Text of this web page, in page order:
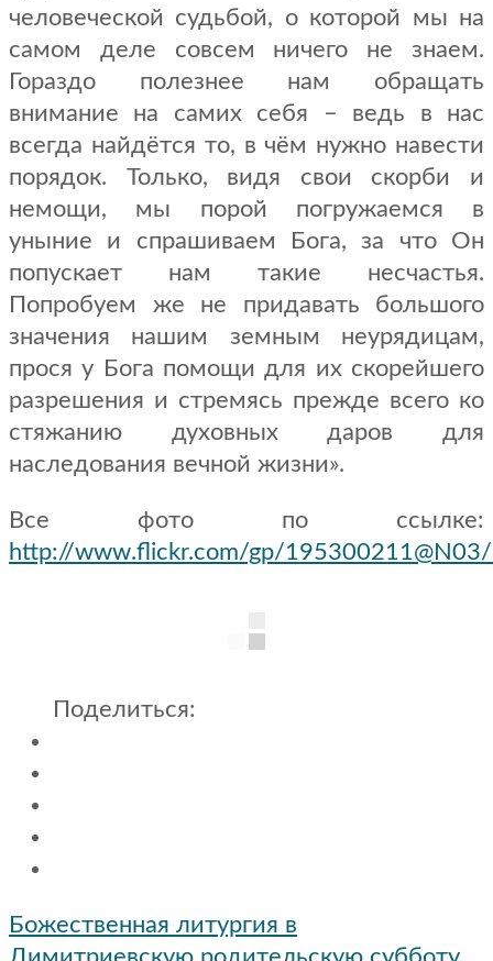
человеческой судьбой, о которой мы на
самом деле совсем ничего не знаем.
Гораздо полезнее нам обращать
внимание на самих себя – ведь в нас
всегда найдётся то, в чём нужно навести
порядок. Только, видя свои скорби и
немощи, мы порой погружаемся в
уныние и спрашиваем Бога, за что Он
попускает нам такие несчастья.
Попробуем же не придавать большого
значения нашим земным неурядицам,
прося у Бога помощи для их скорейшего
разрешения и стремясь прежде всего ко
стяжанию духовных даров для
наследования вечной жизни».
Все фото по ссылке:
http://www.flickr.com/gp/
Поделиться:
Навигация
Божественная литургия в